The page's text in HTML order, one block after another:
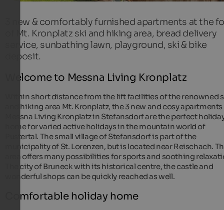
3 new & comfortably furnished apartments at the
of Mt. Kronplatz ski and hiking area, bread delivery
service, sunbathing lawn, playground, ski & bike
deposit.
Welcome to Messna Living Kronplatz
Within short distance from the lift facilities of the renowned
and hiking area Mt. Kronplatz, the 3 new and cosy apartments
Messna Living Kronplatz in Stefansdorf are the perfect
home for varied active holidays in the mountain world of
Pustertal. The small village of Stefansdorf is part of the
municipality of St. Lorenzen, but is located near Reischach.
area offers many possibilities for sports and soothing
The city of Bruneck with its historical centre, the castle and
wonderful shops can be quickly reached as well.
Comfortable holiday home